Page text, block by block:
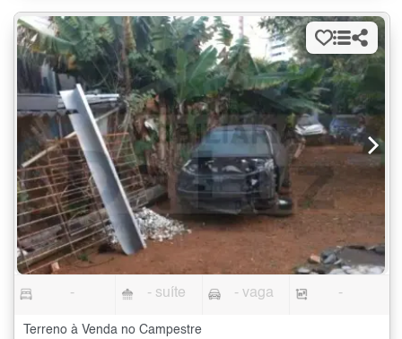
- - suíte - vaga -
Terreno à Venda no Campestre